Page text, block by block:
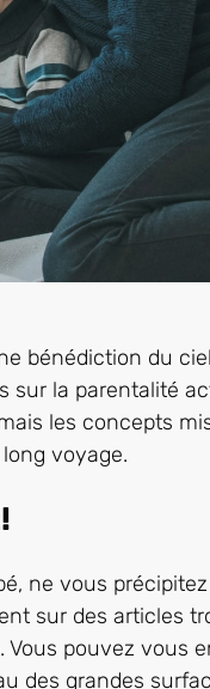
bénédiction du
sur la parentalité
les concepts
voyage.
ne vous
sur des articles
Vous pouvez vous
des grandes